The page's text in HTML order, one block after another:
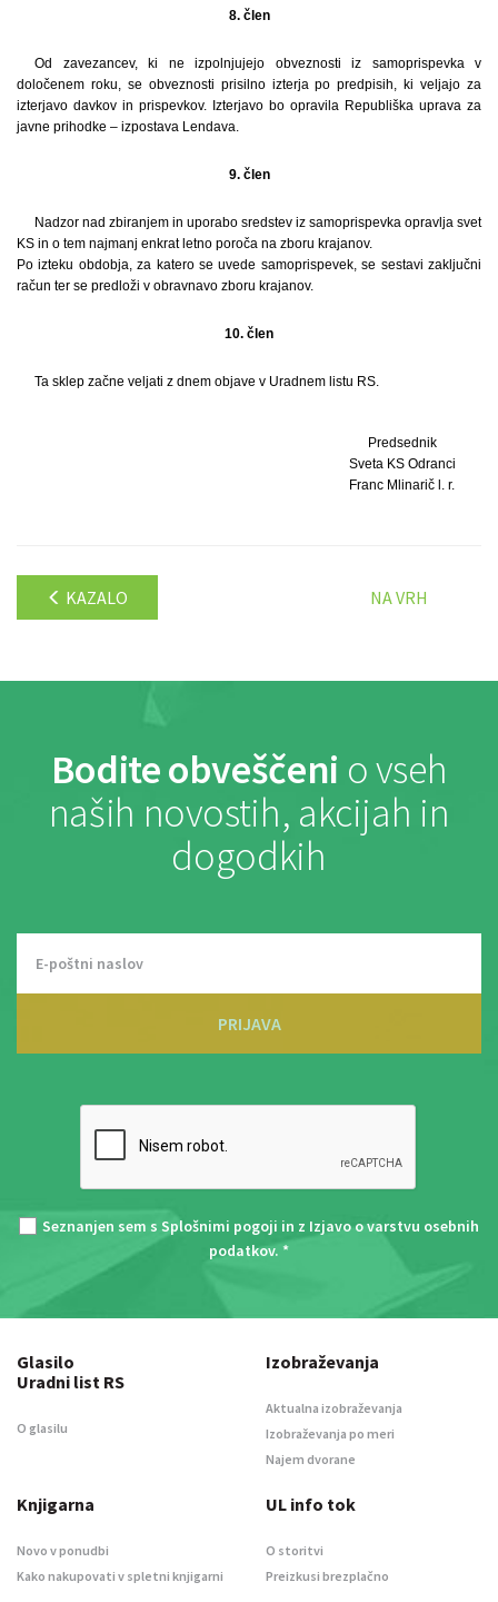
8. člen
Od zavezancev, ki ne izpolnjujejo obveznosti iz samoprispevka v
določenem roku, se obveznosti prisilno izterja po predpisih, ki veljajo za
izterjavo davkov in prispevkov. Izterjavo bo opravila Republiška uprava za
javne prihodke – izpostava Lendava.
9. člen
Nadzor nad zbiranjem in uporabo sredstev iz samoprispevka opravlja svet
KS in o tem najmanj enkrat letno poroča na zboru krajanov.
Po izteku obdobja, za katero se uvede samoprispevek, se sestavi zaključni
račun ter se predloži v obravnavo zboru krajanov.
10. člen
Ta sklep začne veljati z dnem objave v Uradnem listu RS.
Predsednik
Sveta KS Odranci
Franc Mlinarič l. r.
KAZALO NA VRH
Bodite obveščeni o vseh
naših novostih, akcijah in
dogodkih
PRIJAVA
Seznanjen sem s Splošnimi pogoji in z Izjavo o varstvu osebnih
podatkov. *
Glasilo
Uradni list RS
O glasilu
Izobraževanja
Aktualna izobraževanja
Izobraževanja po meri
Najem dvorane
Knjigarna
Novo v ponudbi
Kako nakupovati v spletni knjigarni
UL info tok
O storitvi
Preizkusi brezplačno